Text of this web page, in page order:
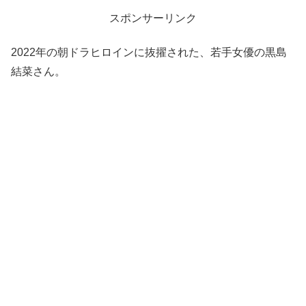
スポンサーリンク
2022年の朝ドラヒロインに抜擢された、若手女優の黒島
結菜さん。